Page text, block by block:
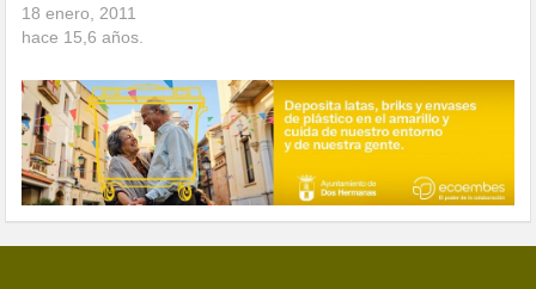
18 enero, 2011
hace 15,6 años.